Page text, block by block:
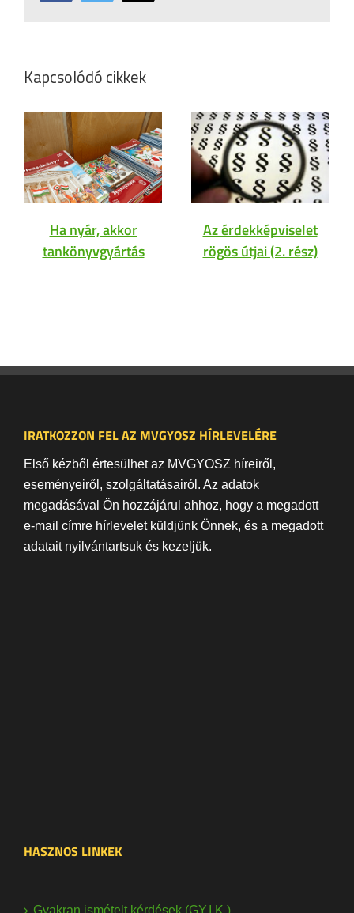
Kapcsolódó cikkek
Ha nyár, akkor
tankönyvgyártás
Az érdekképviselet
rögös útjai (2. rész)
IRATKOZZON FEL AZ MVGYOSZ HÍRLEVELÉRE
Első kézből értesülhet az MVGYOSZ híreiről,
eseményeiről, szolgáltatásairól. Az adatok
megadásával Ön hozzájárul ahhoz, hogy a megadott
e-mail címre hírlevelet küldjünk Önnek, és a megadott
adatait nyilvántartsuk és kezeljük.
HASZNOS LINKEK
Gyakran ismételt kérdések (GY.I.K.)